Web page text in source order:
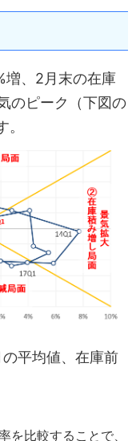
増、2月末の在庫
のピーク（下図の
平均値、在庫前
を比較することで、